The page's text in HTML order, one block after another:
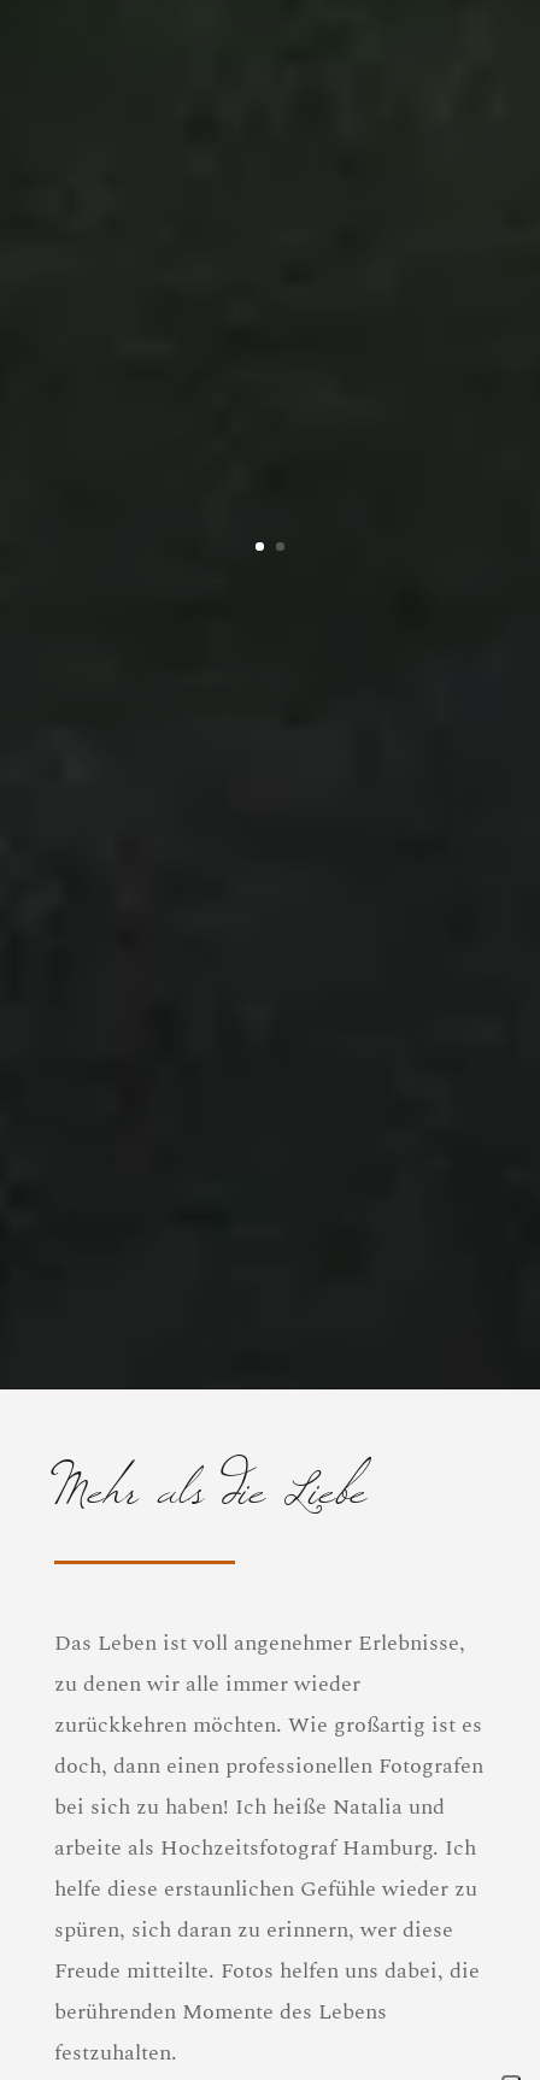
Mehr als die Liebe
Das Leben ist voll angenehmer Erlebnisse,
zu denen wir alle immer wieder
zurückkehren möchten. Wie großartig ist es
doch, dann einen professionellen Fotografen
bei sich zu haben! Ich heiße Natalia und
arbeite als Hochzeitsfotograf Hamburg. Ich
helfe diese erstaunlichen Gefühle wieder zu
spüren, sich daran zu erinnern, wer diese
Freude mitteilte. Fotos helfen uns dabei, die
berührenden Momente des Lebens
festzuhalten.